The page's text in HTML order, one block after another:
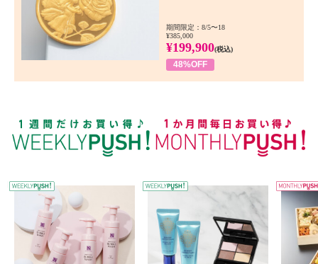
期間限定：8/5〜18
¥385,000
¥199,900(税込)
48%OFF
WEEKLY PUSH